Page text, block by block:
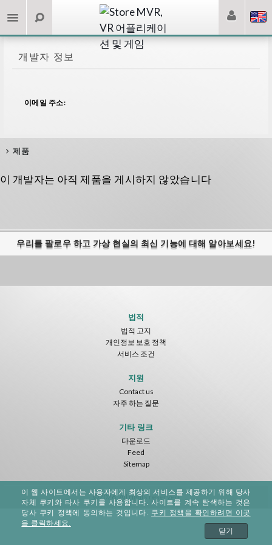
개발자 정보
이메일 주소:
제품
이 개발자는 아직 제품을 게시하지 않았습니다
우리를 팔로우 하고 가상 현실의 최신 기능에 대해 알아보세요!
법적
법적 고지
개인정보 보호 정책
서비스 조건
지원
Contact us
자주 하는 질문
기타 링크
다운로드
Feed
Sitemap
©2026. All rights reserved
이 웹 사이트에서는 사용자에게 최상의 서비스를 제공하기 위해 당사
자체 쿠키와 타사 쿠키를 사용합니다. 사이트를 계속 탐색하는 것은
당사 쿠키 정책에 동의하는 것입니다. 쿠키 정책을 확인하려면 이곳
을 클릭하세요.
닫기